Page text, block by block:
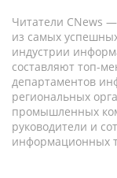
Читатели CNews
из самых
индустрии
составляют топ-
департаментов
региональных
промышленных
руководители и
информационных